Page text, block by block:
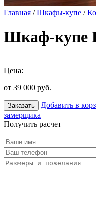
Главная /Шкафы-купе /
Шкаф-купе
Цена:
от 39 000 руб.
Заказать Добавить в
замерщика
Получить расчет